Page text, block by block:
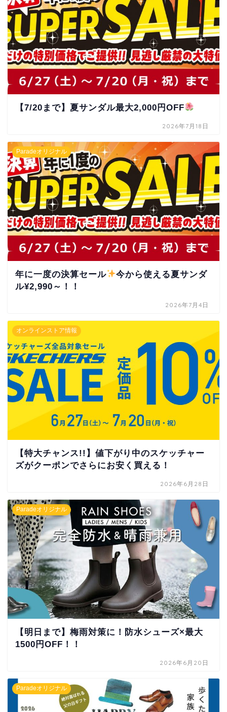
【7/20まで】夏サンダル最大2,000円OFF
2026年7月18日
Paradeオリジナル
年に一度の決算セール
今から使える夏サンダ
ル¥2,990～！！
2026年7月4日
オンラインストア情報
【特大チャンス!!】値下がり中のスケッチャー
ズがクーポンでさらにお安く買える！
2026年6月28日
Paradeオリジナル
【明日まで】梅雨対策に！防水シューズ×最大
1500円OFF！！
2026年6月20日
Paradeオリジナル